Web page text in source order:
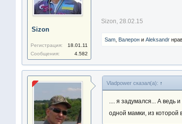
Sizon
Регистрация:
18.01.11
Сообщения:
4.582
Sizon, 28.02.15
Sam, Валерони Aleksandr
Vladpower сказал(а): ↑
.... я задумался... А ведь
одной мамки, из